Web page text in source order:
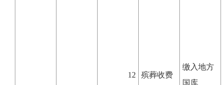
12 殡葬收费
缴入地方
国库